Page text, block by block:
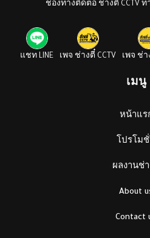
ช่องทางติดต่อ ช่างตี๋ CCTV ท
แชท LINE เพจ ช่างตี๋ CCTV เพจ ช่
เมนู
หน้าแร
โปรโม
ผลงานช่
About
Contact